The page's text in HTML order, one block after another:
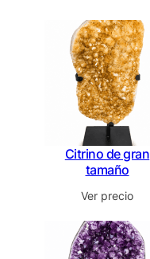
Citrino de gran
tamaño
Ver precio